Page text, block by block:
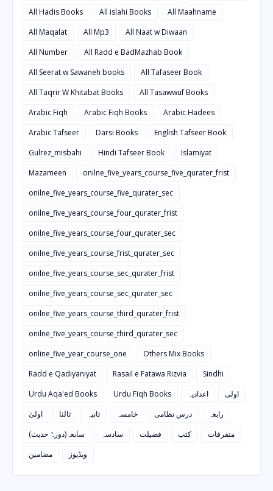
All Hadis Books
All islahi Books
All Maahname
All Maqalat
All Mp3
All Naat w Diwaan
All Number
All Radd e BadMazhab Book
All Seerat w Sawaneh books
All Tafaseer Book
All Taqrir W Khitabat Books
All Tasawwuf Books
Arabic Fiqh
Arabic Fiqh Books
Arabic Hadees
Arabic Tafseer
Darsi Books
English Tafseer Book
Gulrez_misbahi
Hindi Tafseer Book
Islamiyat
Mazameen
onilne_five_years_course_five_qurater_frist
onilne_five_years_course_five_qurater_sec
onilne_five_years_course_four_qurater_frist
onilne_five_years_course_four_qurater_sec
onilne_five_years_course_frist_qurater_sec
onilne_five_years_course_sec_qurater_frist
onilne_five_years_course_sec_qurater_sec
onilne_five_years_course_third_qurater_frist
onilne_five_years_course_third_qurater_sec
online_five_year_course_one
Others Mix Books
Radd e Qadiyaniyat
Rasail e Fatawa Rizvia
Sindhi
Urdu Aqa'ed Books
Urdu Fiqh Books اعدادیہ
اولی
اولیٰ
ثالثا ثانیہ خامسہ درس نظامی
رابعہ
سابعہ(دورہٌ حدیث)
سادسہ فضیلت کتب
متفرقات
مضامین
ویڈیوز